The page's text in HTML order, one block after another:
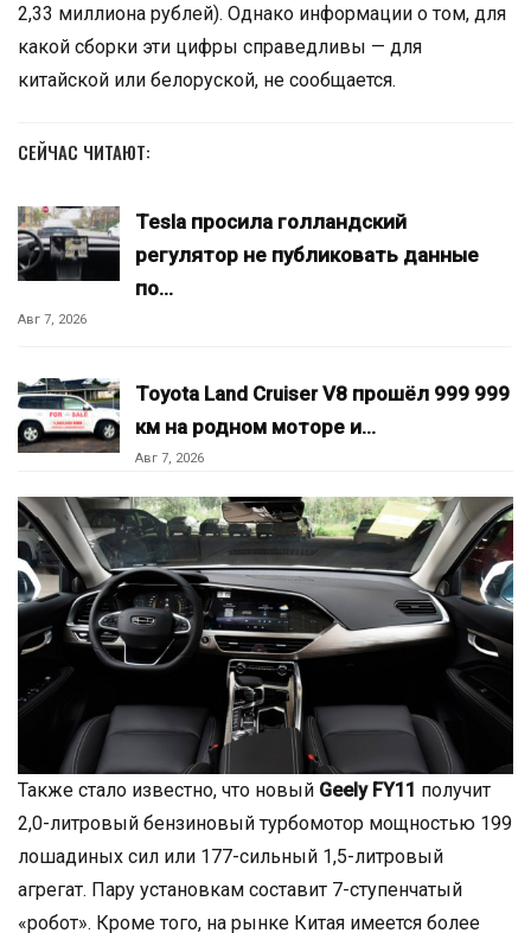
2,33 миллиона рублей). Однако информации о том, для
какой сборки эти цифры справедливы — для
китайской или белоруской, не сообщается.
СЕЙЧАС ЧИТАЮТ:
Tesla просила голландский
регулятор не публиковать данные
по…
Авг 7, 2026
Toyota Land Cruiser V8 прошёл 999 999
км на родном моторе и…
Авг 7, 2026
Также стало известно, что новый Geely FY11 получит
2,0-литровый бензиновый турбомотор мощностью 199
лошадиных сил или 177-сильный 1,5-литровый
агрегат. Пару установкам составит 7-ступенчатый
«робот». Кроме того, на рынке Китая имеется более